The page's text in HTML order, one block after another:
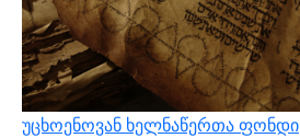
უცხოენოვან ხელნაწერთა ფონდი